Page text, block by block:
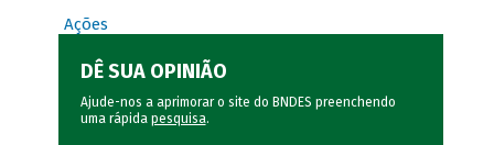
Ações
DÊ SUA OPINIÃO
Ajude-nos a aprimorar o site do BNDES preenchendo
uma rápida pesquisa.